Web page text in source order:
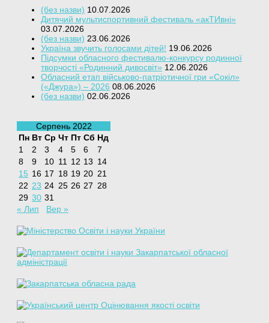
(без назви) 10.07.2026
Дитячий мультиспортивний фестиваль «акТИвні»
03.07.2026
(без назви) 23.06.2026
Україна звучить голосами дітей! 19.06.2026
Підсумки обласного фестивалю-конкурсу родинної
творчості «Родинний дивосвіт» 12.06.2026
Обласний етап військово-патріотичної гри «Сокіл»
(«Джура») – 2026 08.06.2026
(без назви) 02.06.2026
Серпень 2022
Пн Вт Ср Чт Пт Сб Нд
1
2 3 4 5 6
7
8
9 10 11 12 13 14
15 16 17 18 19 20 21
22 23 24 25 26 27 28
29 30 31
« Лип
Вер »